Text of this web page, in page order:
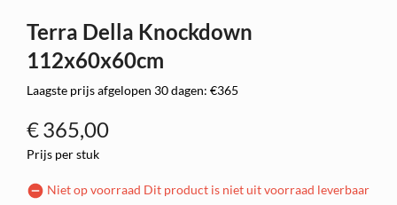
Terra Della Knockdown
112x60x60cm
Laagste prijs afgelopen 30 dagen: €365
€365,00
Prijs per stuk
Niet op voorraad Dit product is niet uit voorraad leverbaar